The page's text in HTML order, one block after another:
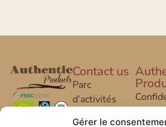
Gérer le
Contact us
Parc
d’activités
Legal